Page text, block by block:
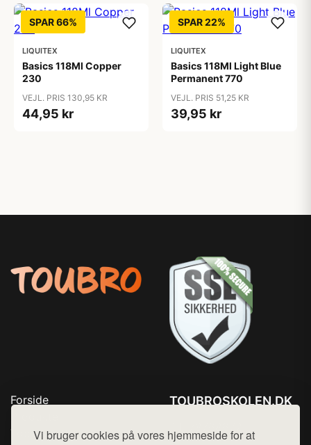
Vi bruger cookies på vores hjemmeside for at
SPAR 66%
LIQUITEX
Basics 118Ml Copper
230
VEJL. PRIS 130,95 KR
44,95 kr
SPAR 22%
LIQUITEX
Basics 118Ml Light Blue
Permanent 770
VEJL. PRIS 51,25 KR
39,95 kr
Forside
Top Rabatter
TOUBROSKOLEN.DK